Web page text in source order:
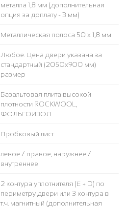
металла 1,8 мм (дополнительная
опция за доплату - 3 мм)
Металлическая полоса 50 х 1,8 мм
Любое. Цена двери указана за
стандартный (2050x900 мм)
размер
Базальтовая плита высокой
плотности ROCKWOOL,
ФОЛЬГОИЗОЛ
Пробковый лист
левое / правое, наружнее /
внутреннее
2 контура уплотнителя (Е + D) по
периметру двери или 3 контура в
т.ч. магнитный (дополнительная